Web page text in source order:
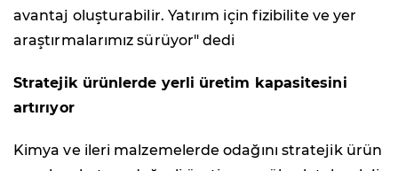
avantaj oluşturabilir. Yatırım için fizibilite ve yer
araştırmalarımız sürüyor" dedi
Stratejik ürünlerde yerli üretim kapasitesini
artırıyor
Kimya ve ileri malzemelerde odağını stratejik ürün